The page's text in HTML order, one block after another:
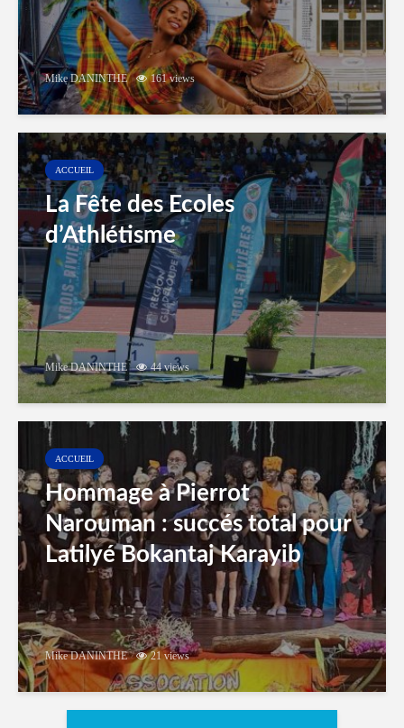
Mike DANINTHE 161 views
ACCUEIL
La Fête des Ecoles
d’Athlétisme
Mike DANINTHE 44 views
ACCUEIL
Hommage à Pierrot
Narouman : succés total pour
Latilyé Bokantaj Karayib
Mike DANINTHE 21 views